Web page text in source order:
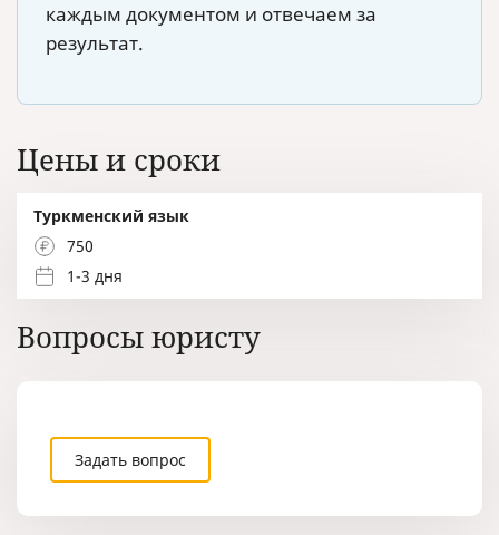
каждым документом и отвечаем за
результат.
Цены и сроки
Туркменский язык
750
1-3 дня
Вопросы юристу
Задать вопрос